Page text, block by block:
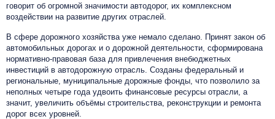
говорит об огромной значимости автодорог, их комплексном
воздействии на развитие других отраслей.
В сфере дорожного хозяйства уже немало сделано. Принят закон об
автомобильных дорогах и о дорожной деятельности, сформирована
нормативно-правовая база для привлечения внебюджетных
инвестиций в автодорожную отрасль. Созданы федеральный и
региональные, муниципальные дорожные фонды, что позволило за
неполных четыре года удвоить финансовые ресурсы отрасли, а
значит, увеличить объёмы строительства, реконструкции и ремонта
дорог всех уровней.